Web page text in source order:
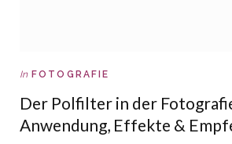
In FOTOGRAFIE
Der Polfilter in der
Anwendung, Effekte &